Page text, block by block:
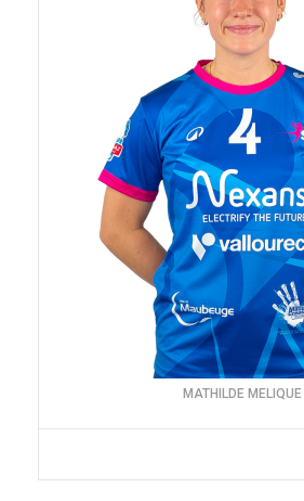
MATHILDE MELIQUE